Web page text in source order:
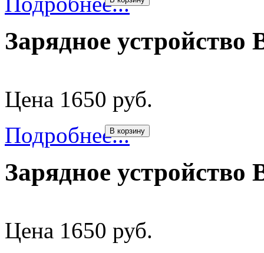
Зарядное устройство
Цена 1650 руб.
Подробнее...
В корзину
Зарядное устройство
Цена 1650 руб.